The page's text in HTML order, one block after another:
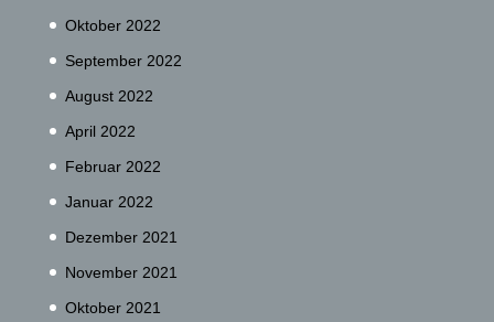
Oktober 2022
September 2022
August 2022
April 2022
Februar 2022
Januar 2022
Dezember 2021
November 2021
Oktober 2021